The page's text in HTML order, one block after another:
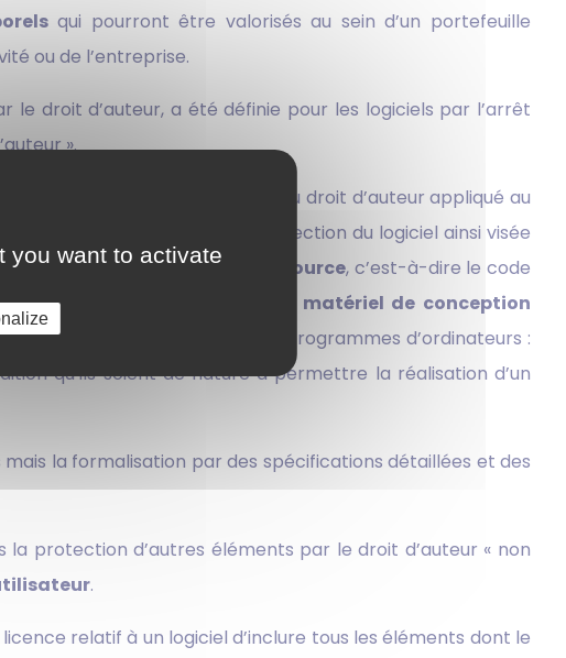
qui pourront être valorisés au sein d’un portefeuille
ou de l’entreprise.
droit d’auteur, a été définie pour les logiciels par l’arrêt
».
la protection « spécifique » du droit d’auteur appliqué au
». En pratique, la protection du logiciel ainsi visée
mais aussi le code source, c’est-à-dire le code
la maintenance. La notion de matériel de conception
7 d’inclure dans les programmes d’ordinateurs :
qu’ils soient de nature à permettre la réalisation d’un
la formalisation par des spécifications détaillées et des
la protection d’autres éléments par le droit d’auteur « non
.
relatif à un logiciel d’inclure tous les éléments dont le
you want to activate